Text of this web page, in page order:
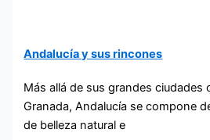
Andalucía y sus rincones
Más allá de sus grandes ciudades
Granada, Andalucía se compone
de belleza natural e